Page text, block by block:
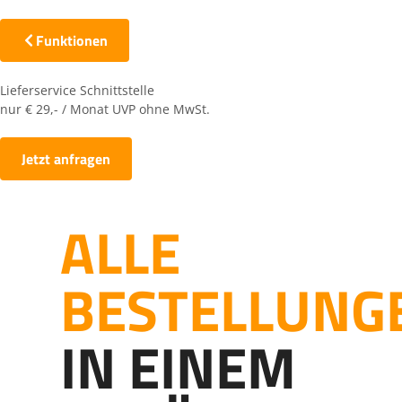
Funktionen
Lieferservice Schnittstelle
nur € 29,- / Monat UVP ohne MwSt.
Jetzt anfragen
ALLE
IN EINEM